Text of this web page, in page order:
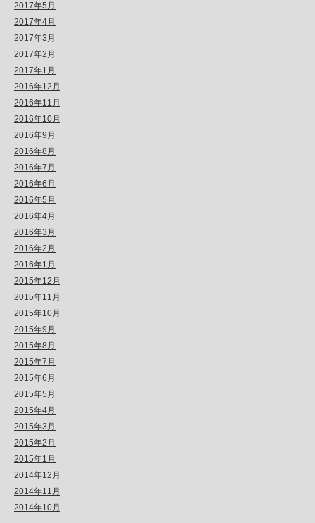
2017年5月
2017年4月
2017年3月
2017年2月
2017年1月
2016年12月
2016年11月
2016年10月
2016年9月
2016年8月
2016年7月
2016年6月
2016年5月
2016年4月
2016年3月
2016年2月
2016年1月
2015年12月
2015年11月
2015年10月
2015年9月
2015年8月
2015年7月
2015年6月
2015年5月
2015年4月
2015年3月
2015年2月
2015年1月
2014年12月
2014年11月
2014年10月